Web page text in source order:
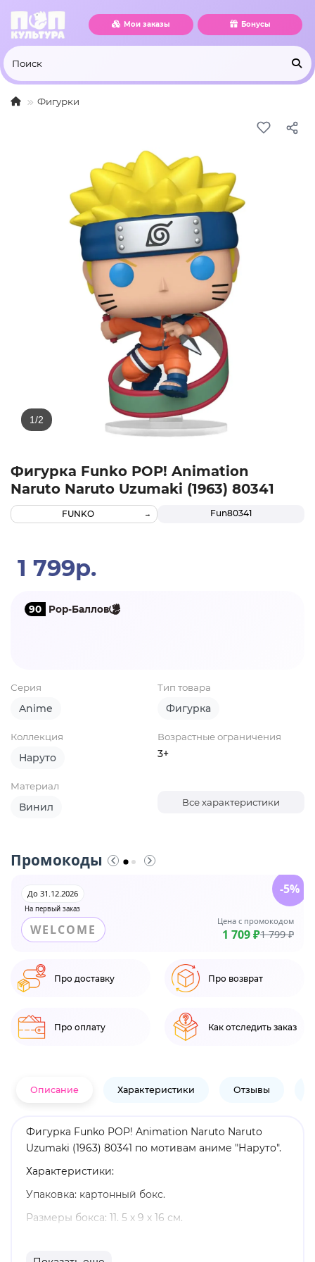
Мои заказы Бонусы
Фигурки
Фигурка Funko POP! Animation
Naruto Naruto Uzumaki (1963) 80341
Fun80341
FUNKO
1 799р.
90 Pop-Баллов
Серия
Anime
Тип товара
Фигурка
Коллекция
Наруто
Возрастные ограничения
3+
Материал
Винил Все характеристики
Промокоды
На первый заказ
До 31.12.2026
WELCOME
Цена с промокодом
1 709 ₽1 799 ₽
-5%
Про доставку Про возврат
Про оплату Как отследить заказ
Описание Характеристики Отзывы
Фигурка Funko POP! Animation Naruto Naruto
Uzumaki (1963) 80341 по мотивам аниме "Наруто".
Характеристики:
Упаковка: картонный бокс.
Размеры бокса: 11. 5 х 9 х 16 см.